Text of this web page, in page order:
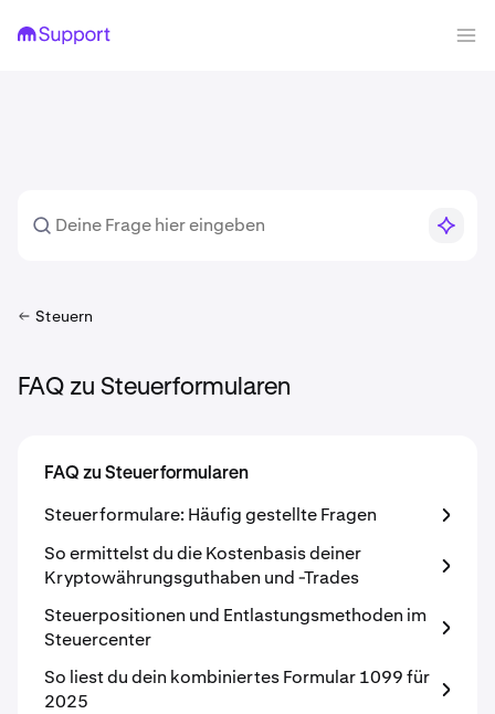
Steuern
FAQ zu Steuerformularen
FAQ zu Steuerformularen
Steuerformulare: Häufig gestellte Fragen
So ermittelst du die Kostenbasis deiner
Kryptowährungsguthaben und -Trades
Steuerpositionen und Entlastungsmethoden im
Steuercenter
So liest du dein kombiniertes Formular 1099 für
2025